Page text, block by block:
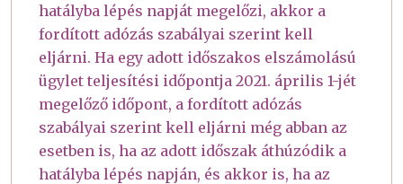
hatályba lépés napját megelőzi, akkor a
fordított adózás szabályai szerint kell
eljárni. Ha egy adott időszakos elszámolású
ügylet teljesítési időpontja 2021. április 1-jét
megelőző időpont, a fordított adózás
szabályai szerint kell eljárni még abban az
esetben is, ha az adott időszak áthúzódik a
hatályba lépés napján, és akkor is, ha az